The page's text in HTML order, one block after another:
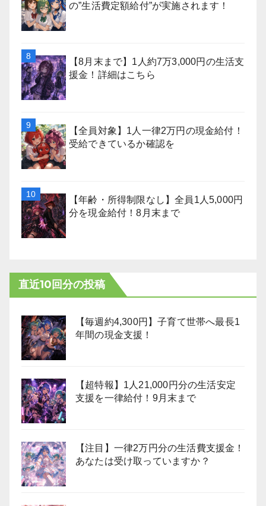
の”生活費定額給付”が実施されます！
【8月末まで】1人約7万3,000円の生活支
援金！詳細はこちら
【全員対象】1人一律2万円の現金給付！
受給できているか確認を
【年齢・所得制限なし】全員1人5,000円
分を現金給付！8月末まで
直近10回分の投稿
【毎週約4,300円】子育て世帯へ最長1
年間の現金支援！
【超特報】1人21,000円分の生活安定
支援を一律給付！9月末まで
【注目】一律2万円分の生活費支援金！
あなたは受け取っていますか？